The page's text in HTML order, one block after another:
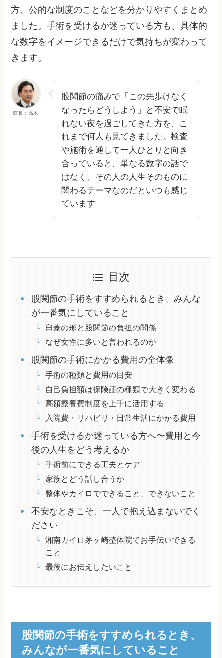
方、公的な制度のことなどを分かりやすくまとめ
ました。手術を受けるか迷っている方も、具体的
な数字をイメージできるだけで気持ちが変わって
きます。
院長：高木
股関節の痛みで「この先歩けなく
なったらどうしよう」と不安で眠
れない夜を過ごしてきた方を、こ
れまで何人も見てきました。検査
や施術を通して一人ひとりと向き
合っていると、単なる数字の話で
はなく、その人の人生そのものに
関わるテーマなのだといつも感じ
ています
目次
股関節の手術をすすめられるとき、みんな
が一番気にしていること
臼蓋の形と股関節の負担の関係
なぜ女性に多いと言われるのか
股関節の手術にかかる費用の全体像
手術の種類と費用の目安
自己負担額は保険証の種類で大きく変わる
高額療養費制度を上手に活用する
入院費・リハビリ・日常生活にかかる費用
手術を受けるか迷っている方へ〜費用と今
後の人生をどう考えるか
手術前にできる工夫とケア
家族とどう話し合うか
整体やカイロでできること、できないこと
不安なときこそ、一人で抱え込まないでく
ださい
湘南カイロ茅ヶ崎整体院でお手伝いできる
こと
最後にお伝えしたいこと
股関節の手術をすすめられるとき、
みんなが一番気にしていること